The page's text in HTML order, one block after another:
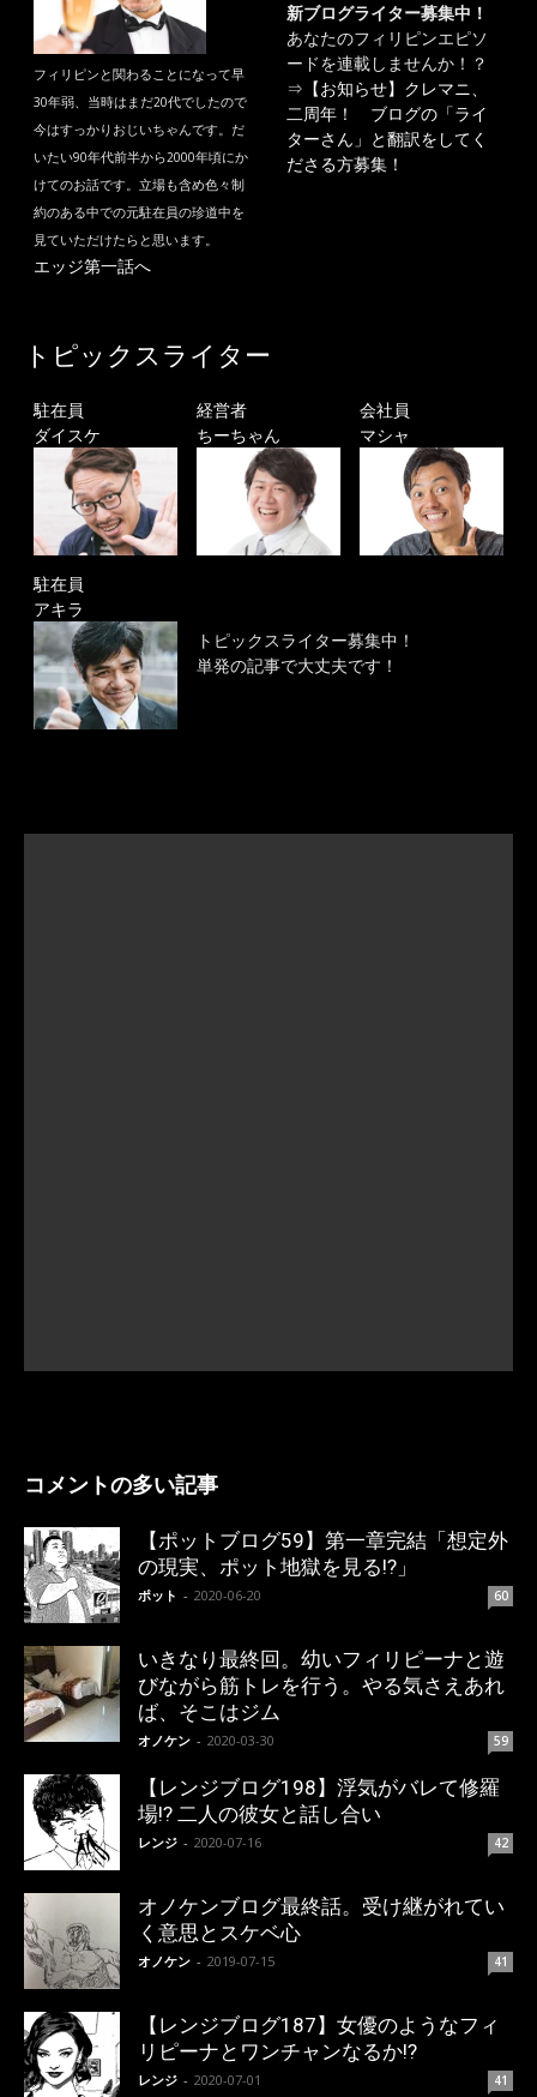
フィリピンと関わることになって早
30年弱、当時はまだ20代でしたので
今はすっかりおじいちゃんです。だ
いたい90年代前半から2000年頃にか
けてのお話です。立場も含め色々制
約のある中での元駐在員の珍道中を
見ていただけたらと思います。
エッジ第一話へ
新ブログライター募集中！
あなたのフィリピンエピソ
ードを連載しませんか！？
⇒ 【お知らせ】クレマニ、
二周年！ ブログの「ライ
ターさん」と翻訳をしてく
ださる方募集！
トピックスライター
駐在員
ダイスケ
経営者
ちーちゃん
会社員
マシャ
駐在員
アキラ
トピックスライター募集中！
単発の記事で大丈夫です！
コメントの多い記事
【ポットブログ59】第一章完結「想定外
の現実、ポット地獄を見る!?」
ポット - 2020-06-20 60
いきなり最終回。幼いフィリピーナと遊
びながら筋トレを行う。やる気さえあれ
ば、そこはジム
オノケン - 2020-03-30 59
【レンジブログ198】浮気がバレて修羅
場!? 二人の彼女と話し合い
レンジ - 2020-07-16 42
オノケンブログ最終話。受け継がれてい
く意思とスケベ心
オノケン - 2019-07-15 41
【レンジブログ187】女優のようなフィ
リピーナとワンチャンなるか!?
レンジ - 2020-07-01 41